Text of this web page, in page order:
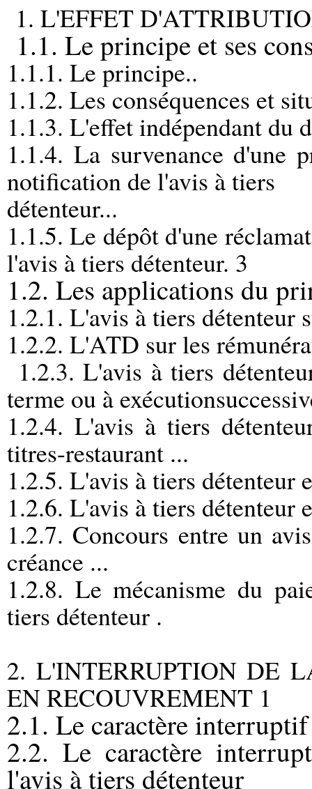
1. L'EFFET
1.1. Le principe et ses
1.1.1. Le principe..
1.1.2. Les conséquences et
1.1.3. L'effet indépendant du
1.1.4. La survenance d'une
notification de l'avis à tiers
détenteur...
1.1.5. Le dépôt d'une
l'avis à tiers détenteur. 3
1.2. Les applications du
1.2.1. L'avis à tiers détenteur
1.2.2. L'ATD sur les
1.2.3. L'avis à tiers
terme ou à
1.2.4. L'avis à tiers
titres-restaurant ...
1.2.5. L'avis à tiers détenteur
1.2.6. L'avis à tiers détenteur
1.2.7. Concours entre un
créance ...
1.2.8. Le mécanisme du
tiers détenteur .
2. L'INTERRUPTION DE
EN RECOUVREMENT 1
2.1. Le caractère
2.2. Le caractère
l'avis à tiers détenteur